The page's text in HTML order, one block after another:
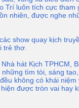
luôn tích cực tham
nhiên, được nghe
show quay kịch
trẻ thơ.
hát Kịch TPHCM,
tìm tòi, sáng
không có khái niệm
được tròn vai